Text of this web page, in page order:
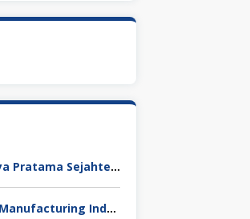
PT Garuda Daya Pratama Sejahtera
PT Panasonic Manufacturing Indonesia